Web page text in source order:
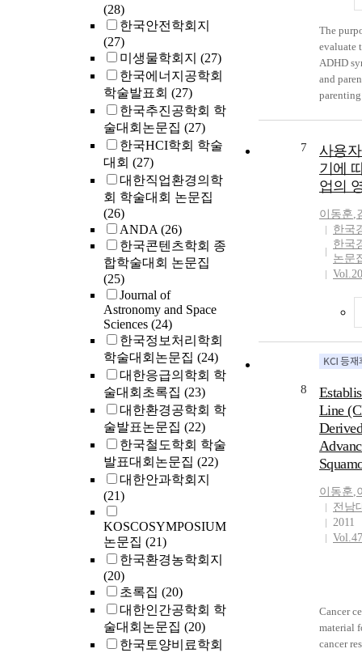
(28)
한국안전학회지
(27)
미생물학회지 (27)
한국에너지공학회
학술발표회 (27)
한국추진공학회 학
술대회논문집 (27)
한국HCI학회 학술
대회 (27)
대한직업환경의학
회 학술대회 논문집
(26)
ANDA(26)
한국콘텐츠학회 종
합학술대회 논문집
(25)
Journal of
Astronomy and Space
Sciences (24)
한국정보처리학회
학술대회논문집 (24)
대한응급의학회 학
술대회초록집 (23)
대한환경공학회 학
술발표논문집 (22)
한국철도학회 학술
발표대회논문집 (22)
대한안과학회지
(21)
KOSCOSYMPOSIUM
논문집 (21)
한국환경농학회지
(20)
초록집 (20)
대한인간공학회 학
술대회논문집 (20)
한국토양비료학회
of
tried to
applied
also
stability
The
evaluate
ADHD
and
students
city. 286
results
reported
ADHD
styles
ADHD
of child-
reported
skills.
were
with
future
간의 지
동의
부모의
7
사용
기에
업의
이동훈,
한국
한국
논문
8
Line
이동훈,
전남
2011
Cancer
material
cancer